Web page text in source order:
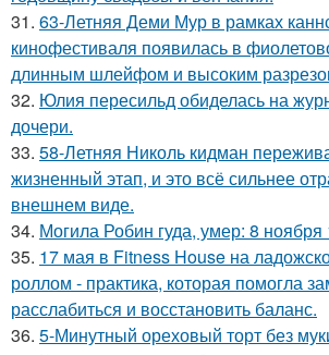
31. 63-Летняя Деми Мур в рамках
кинофестиваля появилась в
длинным шлейфом и высоким
32. Юлия пересильд обиделась на
дочери.
33. 58-Летняя Николь кидман
жизненный этап, и это всё сильнее
внешнем виде.
34. Могила Робин гуда, умер: 8 ноября
35. 17 мая в Fitness House на
роллом - практика, которая помогла
расслабиться и восстановить баланс.
36. 5-Минутный ореховый торт без